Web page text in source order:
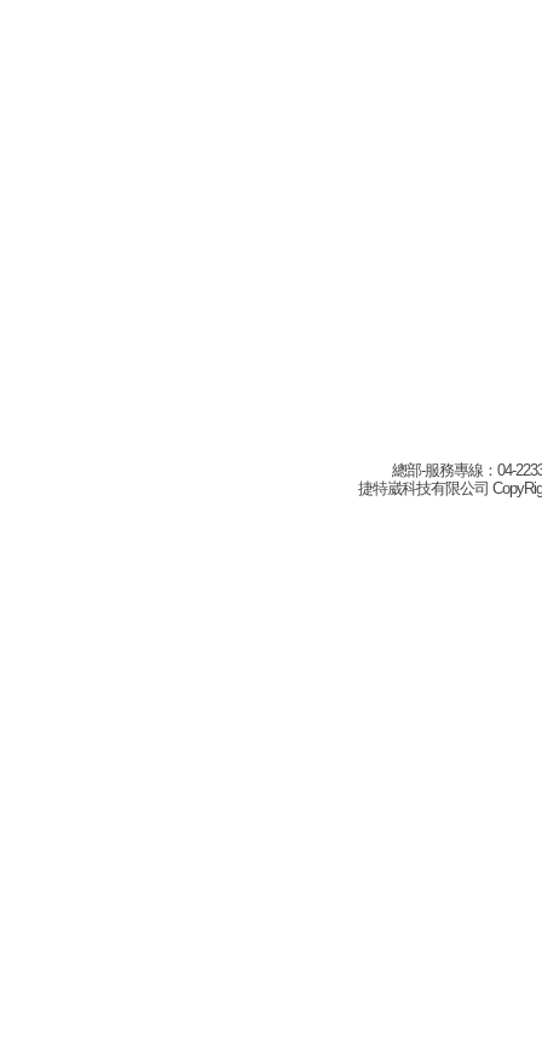
總部-服務專線：04-
捷特崴科技有限公司